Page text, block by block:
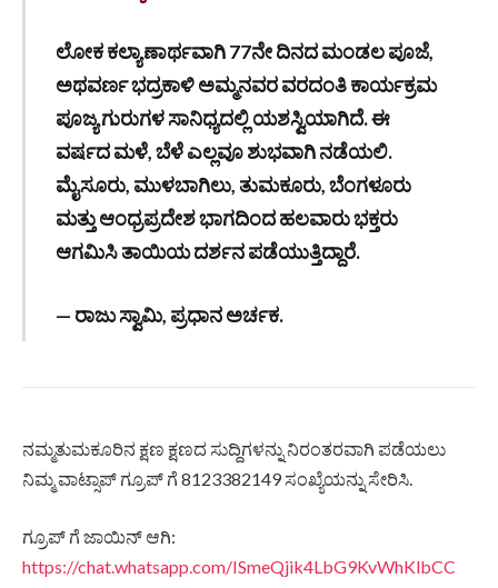
ಲೋಕ ಕಲ್ಯಾಣಾರ್ಥವಾಗಿ 77ನೇ ದಿನದ ಮಂಡಲ ಪೂಜೆ,
ಅಥವರ್ಣ ಭದ್ರಕಾಳಿ ಅಮ್ಮನವರ ವರದಂತಿ ಕಾರ್ಯಕ್ರಮ
ಪೂಜ್ಯ ಗುರುಗಳ ಸಾನಿಧ್ಯದಲ್ಲಿ ಯಶಸ್ವಿಯಾಗಿದೆ. ಈ
ವರ್ಷದ ಮಳೆ, ಬೆಳೆ ಎಲ್ಲವೂ ಶುಭವಾಗಿ ನಡೆಯಲಿ.
ಮೈಸೂರು, ಮುಳಬಾಗಿಲು, ತುಮಕೂರು, ಬೆಂಗಳೂರು
ಮತ್ತು ಆಂಧ್ರಪ್ರದೇಶ ಭಾಗದಿಂದ ಹಲವಾರು ಭಕ್ತರು
ಆಗಮಿಸಿ ತಾಯಿಯ ದರ್ಶನ ಪಡೆಯುತ್ತಿದ್ದಾರೆ.
— ರಾಜು ಸ್ವಾಮಿ, ಪ್ರಧಾನ ಅರ್ಚಕ.
ನಮ್ಮತುಮಕೂರಿನ ಕ್ಷಣ ಕ್ಷಣದ ಸುದ್ದಿಗಳನ್ನು ನಿರಂತರವಾಗಿ ಪಡೆಯಲು
ನಿಮ್ಮ ವಾಟ್ಸಾಪ್ ಗ್ರೂಪ್ ಗೆ 8123382149 ಸಂಖ್ಯೆಯನ್ನು ಸೇರಿಸಿ.
ಗ್ರೂಪ್ ಗೆ ಜಾಯಿನ್ ಆಗಿ:
https://chat.whatsapp.com/ISmeQjik4LbG9KvWhKlbCC